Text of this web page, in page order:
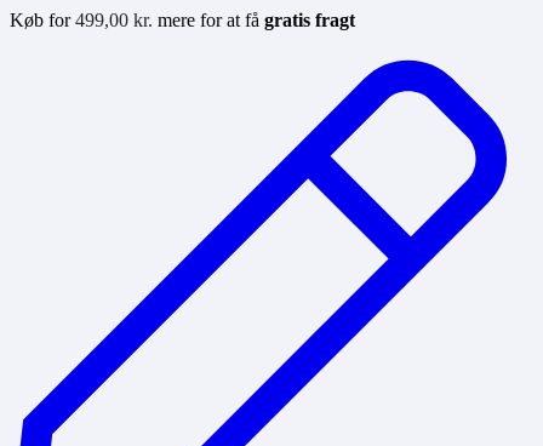
Køb for499,00 kr. mere for at få gratis fragt